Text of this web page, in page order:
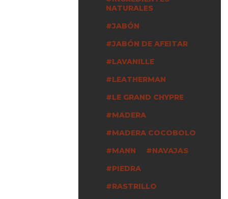
NATURALES
JABÓN
JABÓN DE AFEITAR
LAVANILLE
LEATHERMAN
LE GRAND CHYPRE
MADERA
MADERA COCOBOLO
MANN
NAVAJAS
PIEDRA
RASTRILLO